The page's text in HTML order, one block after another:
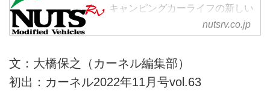
キャンピングカーライフの新しい
価値と夢を創造し豊かで素晴らし
い未来社会の実現に貢献する
nutsrv.co.jp
文：大橋保之（カーネル編集部）
初出：カーネル2022年11月号vol.63